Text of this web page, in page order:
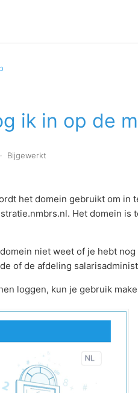
ik in op de
Bijgewerkt
het domein gebruikt om in
Het domein is
niet weet of je hebt
of de afdeling
loggen, kun je gebruik